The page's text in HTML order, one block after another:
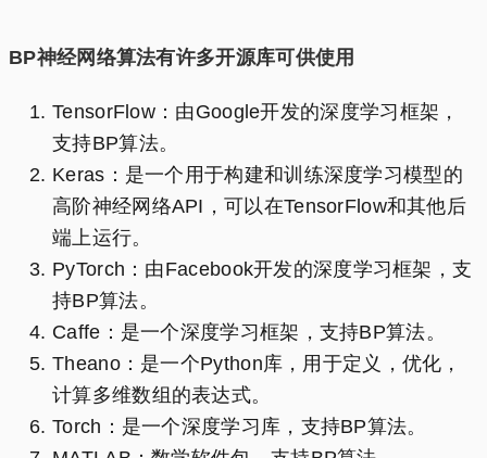
BP神经网络算法有许多开源库可供使用
TensorFlow：由Google开发的深度学习框架，
支持BP算法。
Keras：是一个用于构建和训练深度学习模型的
高阶神经网络API，可以在TensorFlow和其他后
端上运行。
PyTorch：由Facebook开发的深度学习框架，支
持BP算法。
Caffe：是一个深度学习框架，支持BP算法。
Theano：是一个Python库，用于定义，优化，
计算多维数组的表达式。
Torch：是一个深度学习库，支持BP算法。